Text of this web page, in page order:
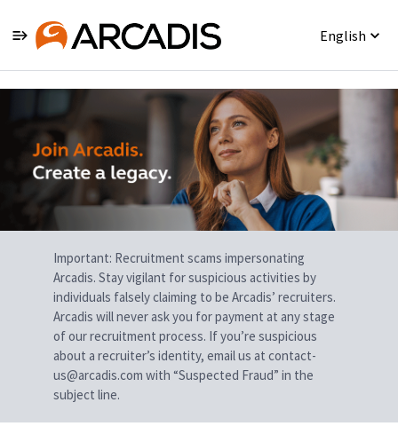
English
Single
Position
Important: Recruitment scams impersonating
Arcadis. Stay vigilant for suspicious activities by
individuals falsely claiming to be Arcadis’ recruiters.
Arcadis will never ask you for payment at any stage
of our recruitment process. If you’re suspicious
about a recruiter’s identity, email us at contact-
us@arcadis.com with “Suspected Fraud” in the
subject line.